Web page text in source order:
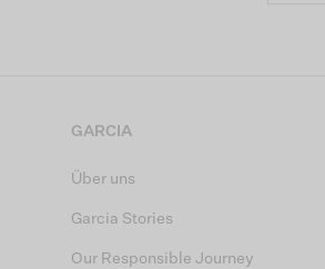
GARCIA
Über uns
Garcia Stories
Our Responsible Journey